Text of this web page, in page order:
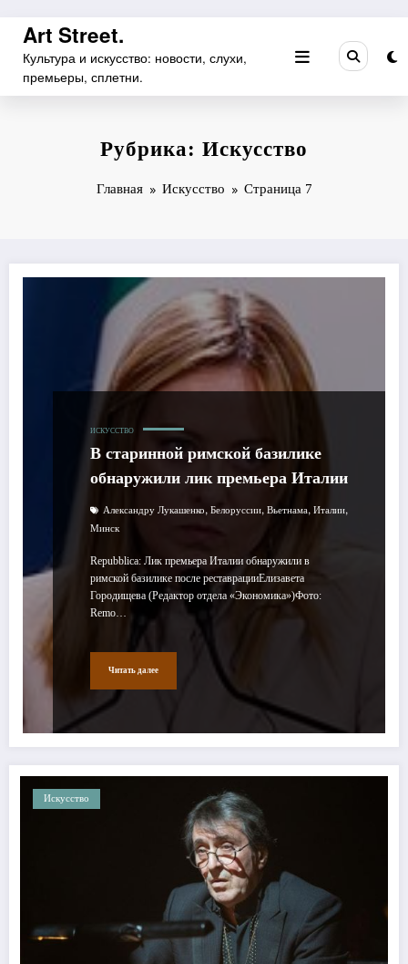
Перейти
содержимому
Art Street.
Культура и искусство: новости, слухи,
премьеры, сплетни.
Рубрика: Искусство
Главная Искусство Страница 7
ИСКУССТВО
В старинной римской базилике
обнаружили лик премьера Италии
Александру Лукашенко, Белоруссии, Вьетнама, Италии,
Минск
Repubblica: Лик премьера Италии обнаружили в
римской базилике после реставрацииЕлизавета
Городищева (Редактор отдела «Экономика»)Фото:
Remo…
Читать далее
Искусство